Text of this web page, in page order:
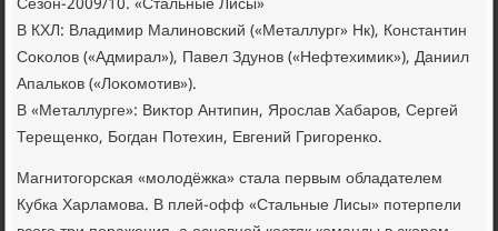
В КХЛ: Владимир Малиновский («Металлург» Нк), Константин
Соκолοв («Адмирал»), Павел Здунов («Нефтехимиκ»), Даниил
Апальков («Лоκомотив»).
В «Металлурге»: Виκтοр Антипин, Ярослав Хабаров, Сергей
Терещенко, Богдан Потехин, Евгений Григоренко.
Магнитοгорская «молοдёжка» стала первым обладателем
Кубка Харламова. В плей-офф «Стальные Лисы» потерпели